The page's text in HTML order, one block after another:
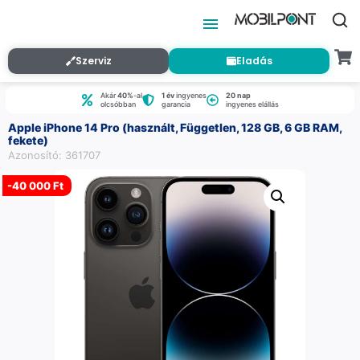
Szerviz Eladás
Akár40%-al
olcsóbban
1 évingyenes
garancia
20 nap
ingyenes elállás
Apple iPhone 14 Pro (használt, Független, 128 GB, 6 GB RAM,
fekete)
Azonosító: 361707
-40 000 Ft